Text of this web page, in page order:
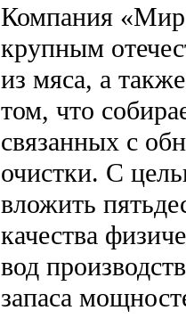
Компания
крупным
из мяса, а
том, что
связанных с
очистки. С
вложить
качества
вод
запаса